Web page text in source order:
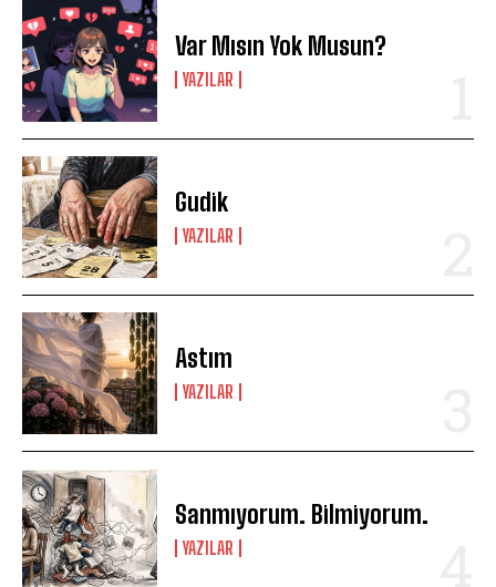
Var Mısın Yok Musun?
YAZILAR
Gudik
YAZILAR
Astım
YAZILAR
Sanmıyorum. Bilmiyorum.
YAZILAR